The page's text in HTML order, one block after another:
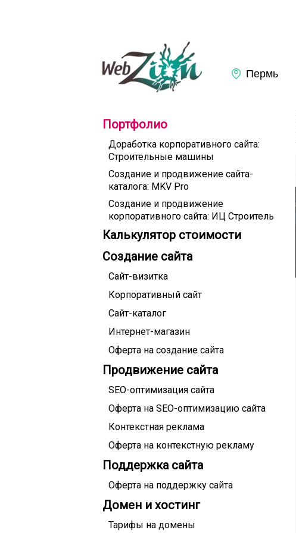
Портфолио
Доработка корпоративного сайта:
Строительные машины
Создание и продвижение сайта-
каталога: MKV Pro
Создание и продвижение
корпоративного сайта: ИЦ Строитель
Калькулятор стоимости
Создание сайта
Сайт-визитка
Корпоративный сайт
Сайт-каталог
Интернет-магазин
Оферта на создание сайта
Продвижение сайта
SEO-оптимизация сайта
Оферта на SEO-оптимизацию сайта
Контекстная реклама
Оферта на контекстную рекламу
Поддержка сайта
Оферта на поддержку сайта
Домен и хостинг
Тарифы на домены